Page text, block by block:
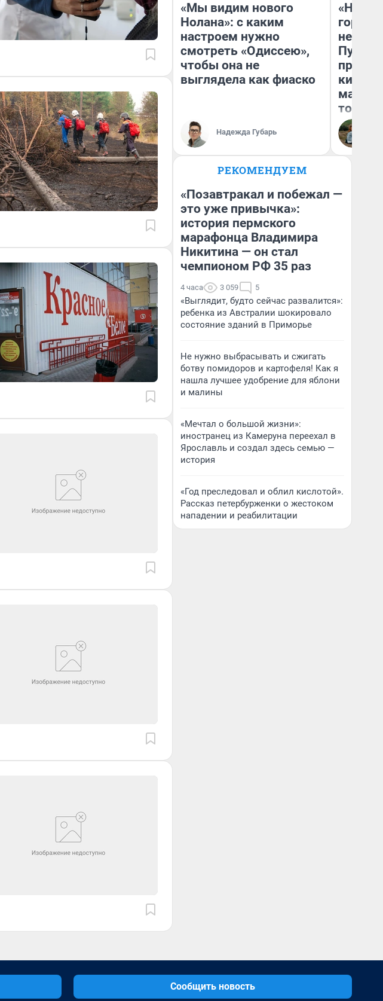
«Мы видим нового
Нолана»: с каким
настроем нужно
смотреть «Одиссею»,
чтобы она не
выглядела как фиаско
Надежда Губарь
«Нет
того
РЕКОМЕНДУЕМ
«Позавтракал и побежал —
это уже привычка»:
история пермского
марафонца Владимира
Никитина — он стал
чемпионом РФ 35 раз
4 часа 3 059 5
«Выглядит, будто сейчас развалится»:
ребенка из Австралии шокировало
состояние зданий в Приморье
Не нужно выбрасывать и сжигать
ботву помидоров и картофеля! Как я
нашла лучшее удобрение для яблони
и малины
«Мечтал о большой жизни»:
иностранец из Камеруна переехал в
Ярославль и создал здесь семью —
история
«Год преследовал и облил кислотой».
Рассказ петербурженки о жестоком
нападении и реабилитации
Сообщить новость